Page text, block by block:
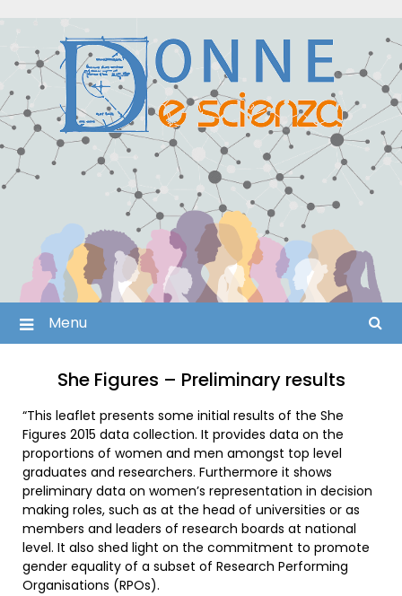
content
Menu
She Figures – Preliminary results
“This leaflet presents some initial results of the She
Figures 2015 data collection. It provides data on the
proportions of women and men amongst top level
graduates and researchers. Furthermore it shows
preliminary data on women’s representation in decision
making roles, such as at the head of universities or as
members and leaders of research boards at national
level. It also shed light on the commitment to promote
gender equality of a subset of Research Performing
Organisations (RPOs).